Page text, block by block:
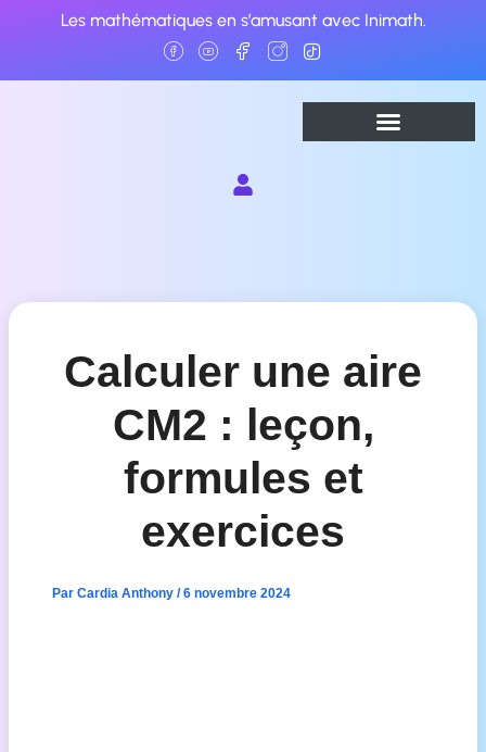
Les mathématiques en s’amusant avec Inimath.
Calculer une aire
CM2 : leçon,
formules et
exercices
Par Cardia Anthony /6 novembre 2024